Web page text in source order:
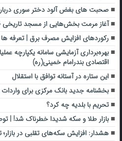
صحبت های بغض آلود دختر سوری
آغاز مرمت بخش‌هایی از مسجد تاریخی
رکورد‌های افزایش مصرف برق | تعرفه ها
بهره‌برداری آزمایشی سامانه یکپارچه
اقتصادی بندرامام خمینی(ره)
این ستاره در آستانه توافق با استقلال
بخشنامه جدید بانک مرکزی برای واردات
تحریم با بلدیه چه کرد؟
بازار طلا و سکه شدیدا خطرناک شد! |
هشدار: افزایش سکه‌های تقلبی در